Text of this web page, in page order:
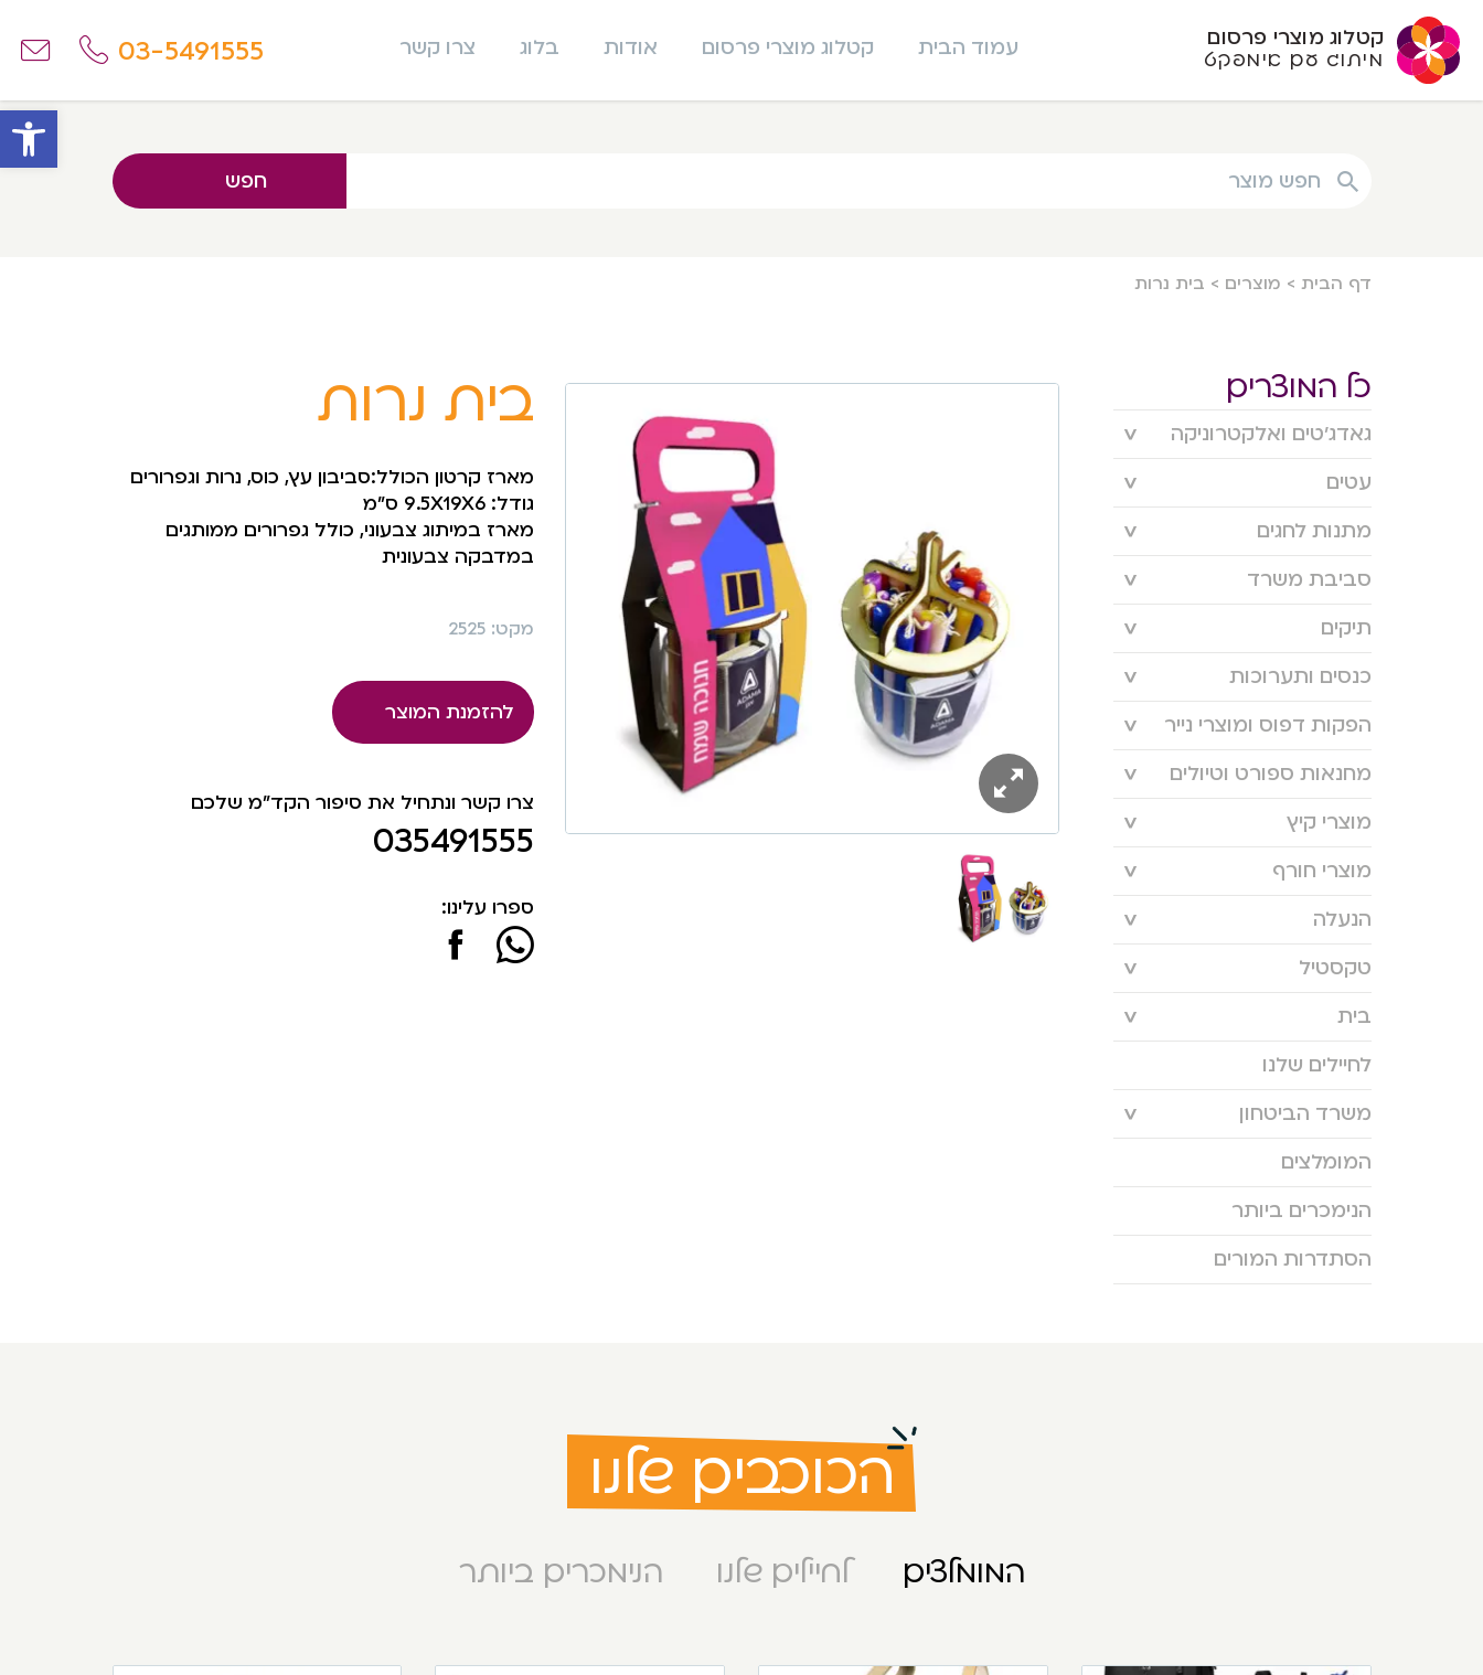
קטלוג מוצרי פרסום
מיתוג עם אימפקט עמוד הבית קטלוג מוצרי פרסום אודות בלוג צרו קשר 03-5491555
חפש מוצר
חפש
דף הבית > מוצרים > בית נרות
כל המוצרים
גאדג’טים ואלקטרוניקה
עטים
מתנות לחגים
סביבת משרד
תיקים
כנסים ותערוכות
הפקות דפוס ומוצרי נייר
מחנאות ספורט וטיולים
מוצרי קיץ
מוצרי חורף
הנעלה
טקסטיל
בית
לחיילים שלנו
משרד הביטחון
המומלצים
הנימכרים ביותר
הסתדרות המורים
בית נרות
מארז קרטון הכולל:סביבון עץ, כוס, נרות וגפרורים
גודל: 9.5X19X6 ס”מ
מארז במיתוג צבעוני, כולל גפרורים ממותגים
במדבקה צבעונית
מקט: 2525
להזמנת המוצר
צרו קשר ונתחיל את סיפור הקד"מ שלכם
035491555
ספרו עלינו:
הכוכבים שלנו
המומלצים לחיילים שלנו הנימכרים ביותר